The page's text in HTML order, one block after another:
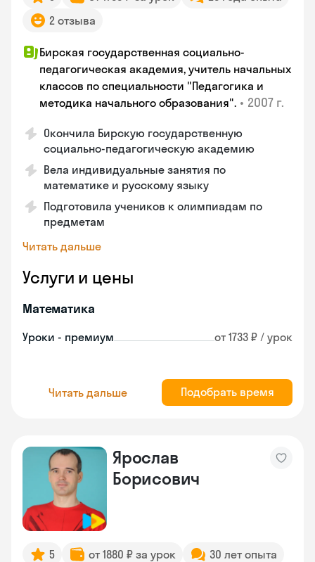
2 отзыва
Бирская государственная социально-
педагогическая академия, учитель начальных
классов по специальности "Педагогика и
методика начального образования". • 2007 г.
Окончила Бирскую государственную
социально-педагогическую академию
Вела индивидуальные занятия по
математике и русскому языку
Подготовила учеников к олимпиадам по
предметам
Читать дальше
Услуги и цены
Математика
Уроки - премиум от 1733 ₽ / урок
Читать дальше Подобрать время
Ярослав
Борисович
5 от 1880 ₽ за урок
30 лет опыта